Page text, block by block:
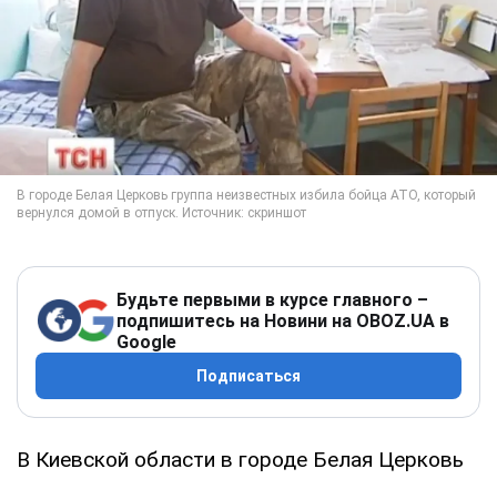
Будьте первыми в курсе главного –
подпишитесь на Новини на OBOZ.UA в
Google
Подписаться
В Киевской области в городе Белая Церковь